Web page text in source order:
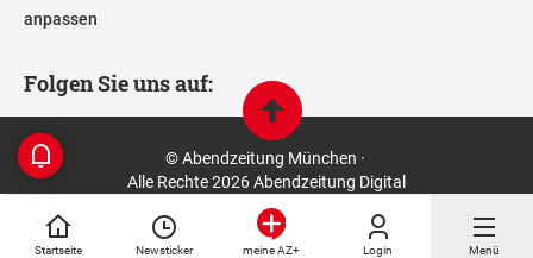
Startseite Newsticker meine AZ+ Login Menü
anpassen
Folgen Sie uns auf:
© Abendzeitung München ·
Alle Rechte 2026 Abendzeitung Digital